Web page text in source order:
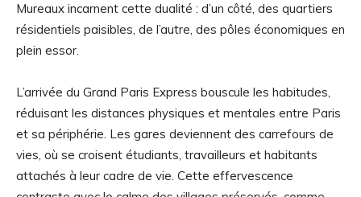
Mureaux incarnent cette dualité : d’un côté, des quartiers
résidentiels paisibles, de l’autre, des pôles économiques en
plein essor.
L’arrivée du Grand Paris Express bouscule les habitudes,
réduisant les distances physiques et mentales entre Paris
et sa périphérie. Les gares deviennent des carrefours de
vies, où se croisent étudiants, travailleurs et habitants
attachés à leur cadre de vie. Cette effervescence